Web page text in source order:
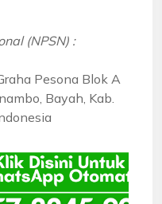
(NPSN) :
Pesona Blok A
Bayah, Kab.